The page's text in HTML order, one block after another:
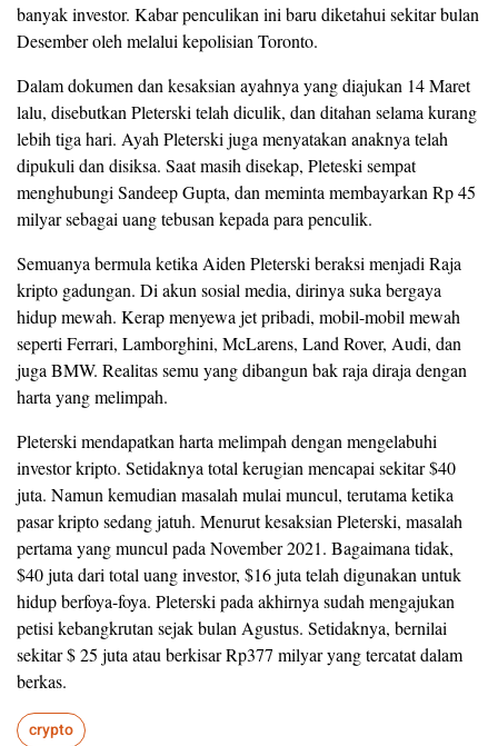
banyak investor. Kabar penculikan ini baru diketahui sekitar bulan
Desember oleh melalui kepolisian Toronto.
Dalam dokumen dan kesaksian ayahnya yang diajukan 14 Maret
lalu, disebutkan Pleterski telah diculik, dan ditahan selama kurang
lebih tiga hari. Ayah Pleterski juga menyatakan anaknya telah
dipukuli dan disiksa. Saat masih disekap, Pleteski sempat
menghubungi Sandeep Gupta, dan meminta membayarkan Rp 45
milyar sebagai uang tebusan kepada para penculik.
Semuanya bermula ketika Aiden Pleterski beraksi menjadi Raja
kripto gadungan. Di akun sosial media, dirinya suka bergaya
hidup mewah. Kerap menyewa jet pribadi, mobil-mobil mewah
seperti Ferrari, Lamborghini, McLarens, Land Rover, Audi, dan
juga BMW. Realitas semu yang dibangun bak raja diraja dengan
harta yang melimpah.
Pleterski mendapatkan harta melimpah dengan mengelabuhi
investor kripto. Setidaknya total kerugian mencapai sekitar $40
juta. Namun kemudian masalah mulai muncul, terutama ketika
pasar kripto sedang jatuh. Menurut kesaksian Pleterski, masalah
pertama yang muncul pada November 2021. Bagaimana tidak,
$40 juta dari total uang investor, $16 juta telah digunakan untuk
hidup berfoya-foya. Pleterski pada akhirnya sudah mengajukan
petisi kebangkrutan sejak bulan Agustus. Setidaknya, bernilai
sekitar $ 25 juta atau berkisar Rp377 milyar yang tercatat dalam
berkas.
crypto